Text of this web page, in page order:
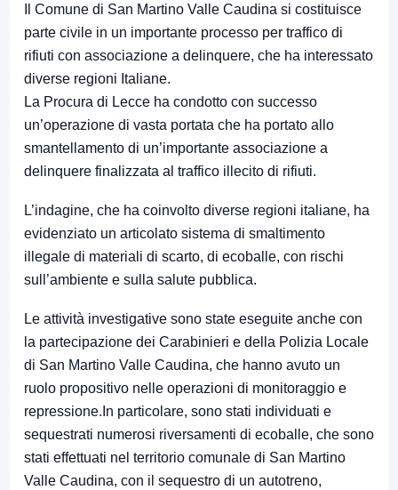
Il Comune di San Martino Valle Caudina si costituisce
parte civile in un importante processo per traffico di
rifiuti con associazione a delinquere, che ha interessato
diverse regioni Italiane.
La Procura di Lecce ha condotto con successo
un’operazione di vasta portata che ha portato allo
smantellamento di un’importante associazione a
delinquere finalizzata al traffico illecito di rifiuti.
L’indagine, che ha coinvolto diverse regioni italiane, ha
evidenziato un articolato sistema di smaltimento
illegale di materiali di scarto, di ecoballe, con rischi
sull’ambiente e sulla salute pubblica.
Le attività investigative sono state eseguite anche con
la partecipazione dei Carabinieri e della Polizia Locale
di San Martino Valle Caudina, che hanno avuto un
ruolo propositivo nelle operazioni di monitoraggio e
repressione.In particolare, sono stati individuati e
sequestrati numerosi riversamenti di ecoballe, che sono
stati effettuati nel territorio comunale di San Martino
Valle Caudina, con il sequestro di un autotreno,